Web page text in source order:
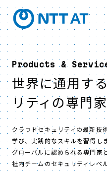
Products &
世界に通用す
リティの専門
クラウドセキュリティの最新技
学び、実践的なスキルを習得し
グローバルに認められる専門家
社内チームのセキュリティレベ